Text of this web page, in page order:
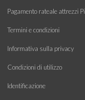
Pagamento rateale attrezzi
Termini e condizioni
Informativa sulla privacy
Condizioni di utilizzo
Identificazione